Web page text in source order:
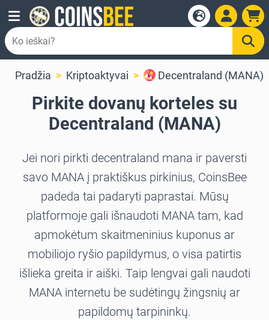
Pradžia Kriptoaktyvai Decentraland (MANA)
Pirkite dovanų korteles su
Decentraland (MANA)
Jei nori pirkti decentraland mana ir paversti
savo MANA į praktiškus pirkinius, CoinsBee
padeda tai padaryti paprastai. Mūsų
platformoje gali išnaudoti MANA tam, kad
apmokėtum skaitmeninius kuponus ar
mobiliojo ryšio papildymus, o visa patirtis
išlieka greita ir aiški. Taip lengvai gali naudoti
MANA internetu be sudėtingų žingsnių ar
papildomų tarpininkų.